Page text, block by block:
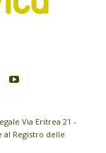
Via Eritrea 21 -
al Registro delle